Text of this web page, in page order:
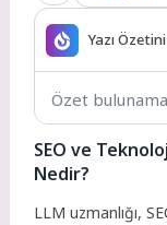
Yazı
Özet
SEO ve
Nedir?
LLM uzmanlığı,